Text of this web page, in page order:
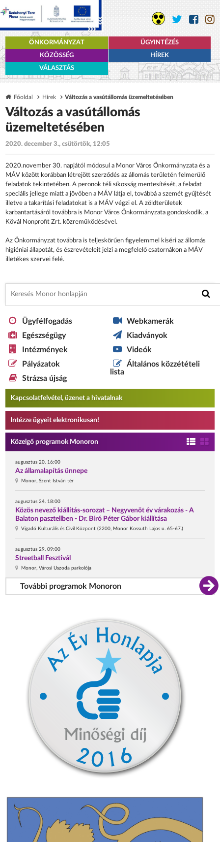
ÖNKORMÁNYZAT
ÜGYINTÉZÉS
KÖZÖSSÉG
HÍREK
VÁLASZTÁS
Főoldal Hírek Változás a vasútállomás üzemeltetésében
Változás a vasútállomás
üzemeltetésében
2020. december 3., csütörtök, 12:05
2020.november 30. napjától módosul a Monor Város Önkormányzata és a
MÁV között korábban létrejött szerződés az állomás területén felmerülő
feladatok tekintetében. A peronok téli síkosság mentesítését, a feladat
speciális jellege miatt a jövőben a MÁV látja el, továbbá a szemét gyűjtését
illetve a takarítási feladatokat is a MÁV végzi el. A zöldterületek
karbantartásáról továbbra is Monor Város Önkormányzata gondoskodik, a
Kövál Nonprofit Zrt. közreműködésével.
Az Önkormányzat továbbra is teljeskörűen figyelemmel kíséri az állomás
higiéniai állapotát, és észrevételeit jelzi a megfelelő csatornákon a MÁV
illetékes szervei felé.
Ügyfélfogadás
Egészségügy
Intézmények
Pályázatok
Strázsa újság
Webkamerák
Kiadványok
Videók
Általános közzétételi
lista
Kapcsolatfelvétel, üzenet a hivatalnak
Intézze ügyeit elektronikusan!
Közelgő programok Monoron
augusztus 20. 16:00
Az államalapítás ünnepe
Monor, Szent István tér
augusztus 24. 18:00
Közös nevező kiállítás-sorozat – Negyvenöt év várakozás - A
Balaton pasztellben - Dr. Bíró Péter Gábor kiállítása
Vigadó Kulturális és Civil Központ (2200, Monor Kossuth Lajos u. 65-67.)
augusztus 29. 09:00
Streetball Fesztivál
Monor, Városi Uszoda parkolója
További programok Monoron